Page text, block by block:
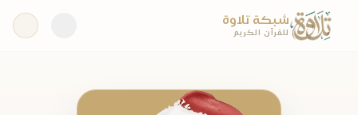
شبكة تلاوة
للقرآن الكريم